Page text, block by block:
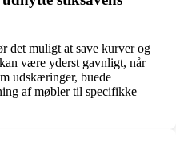
det muligt at save kurver og
være yderst gavnligt, når
udskæringer, buede
af møbler til specifikke